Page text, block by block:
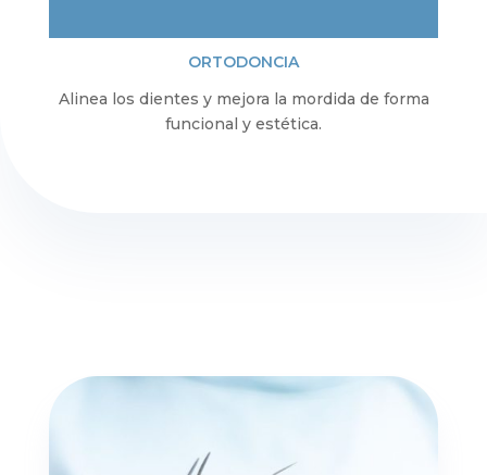
ORTODONCIA
Alinea los dientes y mejora la mordida de forma
funcional y estética.